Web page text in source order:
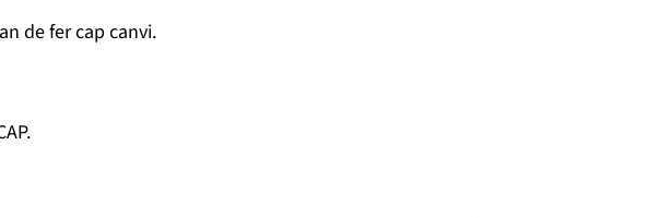
de fer cap canvi.